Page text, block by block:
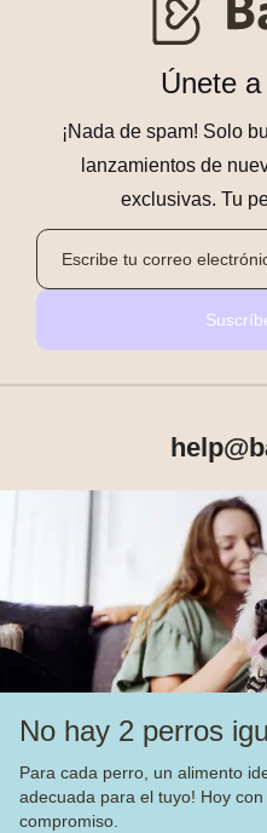
No hay 2 perros
Para cada perro, un alimento
adecuada para el tuyo! Hoy
compromiso.
Únete
¡Nada de spam! Solo
lanzamientos de
exclusivas. Tu
Productos
Sobre Barkyn
Otros links
Piensos